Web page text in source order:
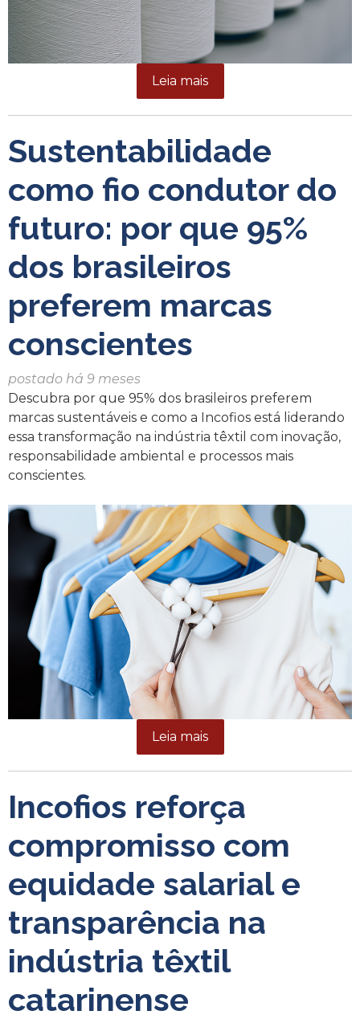
Leia mais
Sustentabilidade
como fio condutor do
futuro: por que 95%
dos brasileiros
preferem marcas
conscientes
postado há 9 meses
Descubra por que 95% dos brasileiros preferem
marcas sustentáveis e como a Incofios está liderando
essa transformação na indústria têxtil com inovação,
responsabilidade ambiental e processos mais
conscientes.
Leia mais
Incofios reforça
compromisso com
equidade salarial e
transparência na
indústria têxtil
catarinense